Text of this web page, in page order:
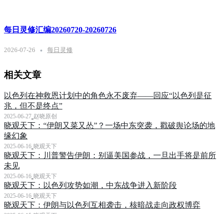
每日灵修汇编20260720-20260726
2026-07-26 每日灵修
相关文章
以色列在神救恩计划中的角色永不废弃——回应“以色列是征
兆，但不是终点”
2025-06-27 赵晓原创
晓观天下：“伊朗又菜又怂”？一场中东突袭，戳破舆论场的地
缘幻象
2025-06-16 晓观天下
晓观天下：川普警告伊朗：别逼美国参战，一旦出手将是前所
未见
2025-06-16 晓观天下
晓观天下：以色列攻势如潮，中东战争进入新阶段
2025-06-16 晓观天下
晓观天下：伊朗与以色列互相袭击，核暗战走向政权博弈